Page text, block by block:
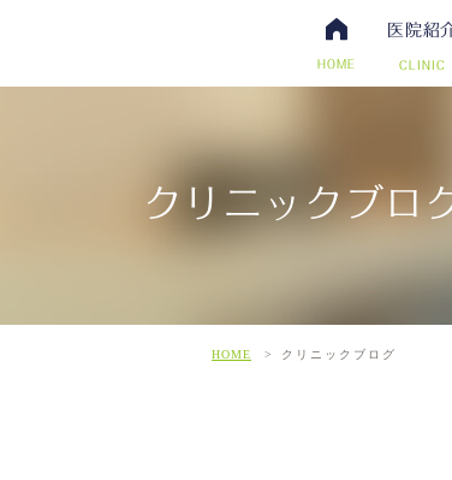
HOME
医院紹
CLINIC
アクセス・診療時間 スタッフ募集
大腸内視鏡検査について 日帰り手術（内
ワクチン・予防接種
クリニックブロ
HOME クリニックブログ